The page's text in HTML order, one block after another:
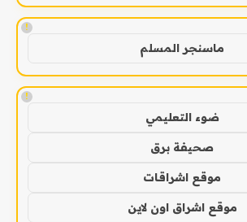
!
ماسنجر المسلم
!
ضوء التعليمي
صحيفة برق
موقع اشراقات
موقع اشراق اون لاين